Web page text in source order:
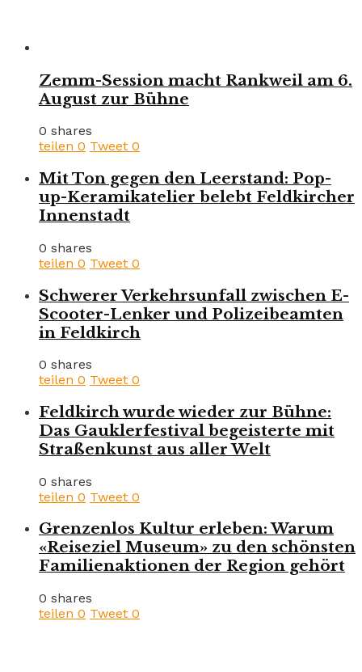
Zemm-Session macht Rankweil am 6.
August zur Bühne
0 shares
teilen 0 Tweet 0
Mit Ton gegen den Leerstand: Pop-
up-Keramikatelier belebt Feldkircher
Innenstadt
0 shares
teilen 0 Tweet 0
Schwerer Verkehrsunfall zwischen E-
Scooter-Lenker und Polizeibeamten
in Feldkirch
0 shares
teilen 0 Tweet 0
Feldkirch wurde wieder zur Bühne:
Das Gauklerfestival begeisterte mit
Straßenkunst aus aller Welt
0 shares
teilen 0 Tweet 0
Grenzenlos Kultur erleben: Warum
«Reiseziel Museum» zu den schönsten
Familienaktionen der Region gehört
0 shares
teilen 0 Tweet 0